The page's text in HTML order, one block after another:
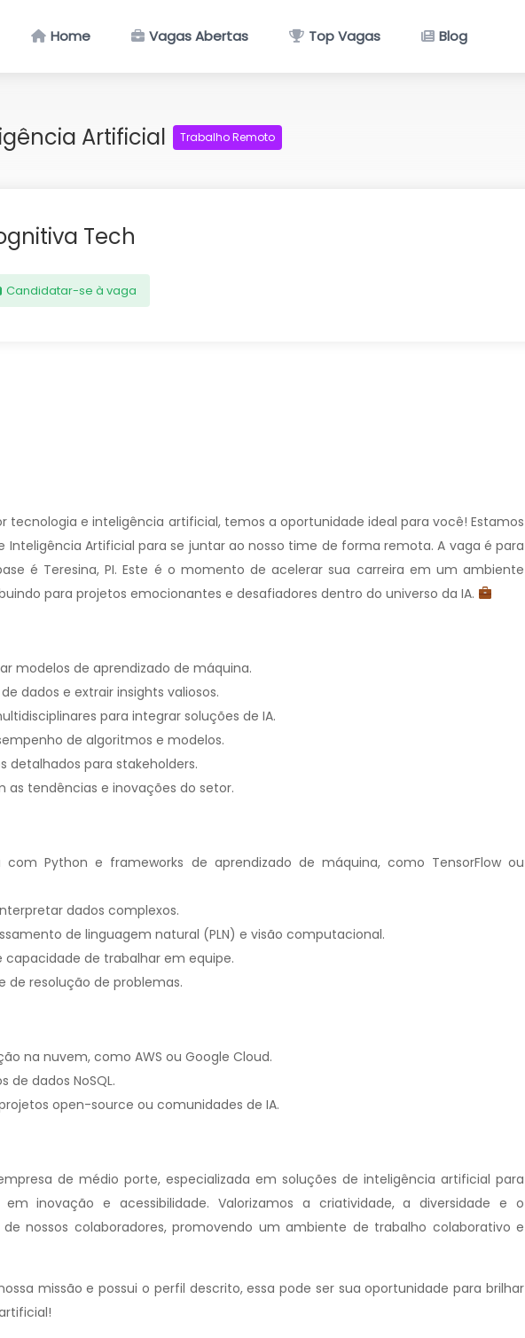
Home Vagas Abertas Top Vagas Blog
Artificial Trabalho Remoto
Tech
Candidatar-se à vaga
tecnologia e inteligência artificial, temos a oportunidade ideal para você! Estamos
Inteligência Artificial para se juntar ao nosso time de forma remota. A vaga é para
é Teresina, PI. Este é o momento de acelerar sua carreira em um ambiente
para projetos emocionantes e desafiadores dentro do universo da IA.
modelos de aprendizado de máquina.
dados e extrair insights valiosos.
para integrar soluções de IA.
de algoritmos e modelos.
detalhados para stakeholders.
as tendências e inovações do setor.
com Python e frameworks de aprendizado de máquina, como TensorFlow ou
dados complexos.
de linguagem natural (PLN) e visão computacional.
de trabalhar em equipe.
de resolução de problemas.
na nuvem, como AWS ou Google Cloud.
dados NoSQL.
open-source ou comunidades de IA.
de médio porte, especializada em soluções de inteligência artificial para
em inovação e acessibilidade. Valorizamos a criatividade, a diversidade e o
nossos colaboradores, promovendo um ambiente de trabalho colaborativo e
missão e possui o perfil descrito, essa pode ser sua oportunidade para brilhar